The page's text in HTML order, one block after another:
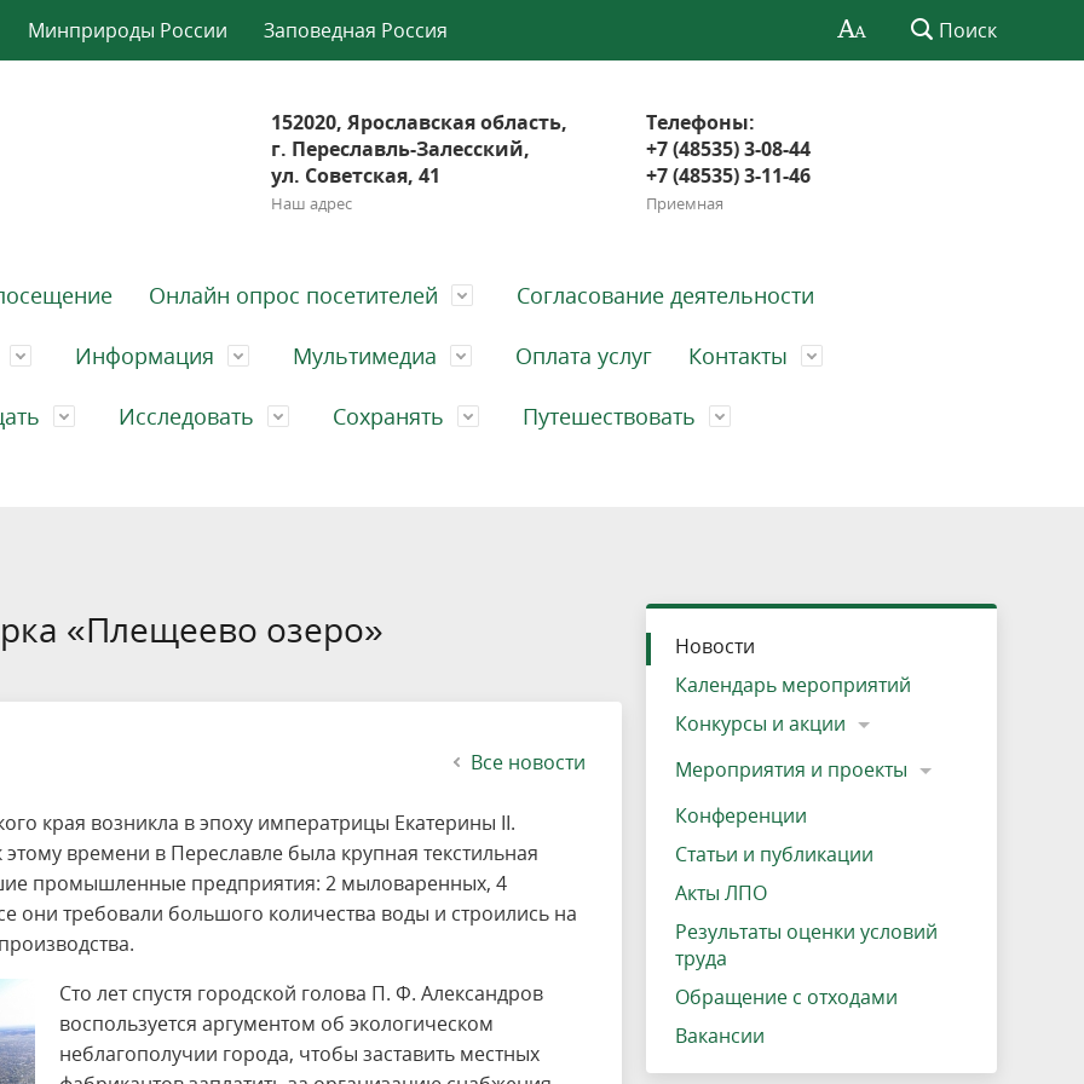
Минприроды России Заповедная Россия Поиск
152020, Ярославская область,
г. Переславль-Залесский,
ул. Советская, 41
Наш адрес
Телефоны:
+7 (48535) 3-08-44
+7 (48535) 3-11-46
Приемная
парка
Озеро Плещеево
Вакансии
Онлайн опрос посетителей Согласование деятельности
карта
Экологические тропы и туристские
маршруты
на озере Зоны для парусного спорта
саженцев
Прокат велосипедов
Адрес, телефон, схема проезда
Информация
Результаты оценки условий труда
Мультимедиа Оплата услуг Контакты
карта
спонсоров
Интерактивная карта
Исследовать Сохранять
Кадастр объектов животного мира, не
отнесенных к объектам охоты
Интерактивная карта
Путешествовать
«Плещеево озеро»
Все новости
края возникла в эпоху императрицы Екатерины II.
времени в Переславле была крупная текстильная
промышленные предприятия: 2 мыловаренных, 4
они требовали большого количества воды и строились на
Сто лет спустя городской голова П. Ф. Александров
воспользуется аргументом об экологическом
неблагополучии города, чтобы заставить местных
Новости
Календарь мероприятий
Конкурсы и акции
Мероприятия и проекты
Конференции
Статьи и публикации
Акты ЛПО
Результаты оценки условий
труда
Обращение с отходами
Вакансии